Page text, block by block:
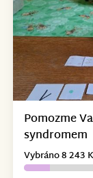
Pomozme
syndromem
Vybráno 8 243